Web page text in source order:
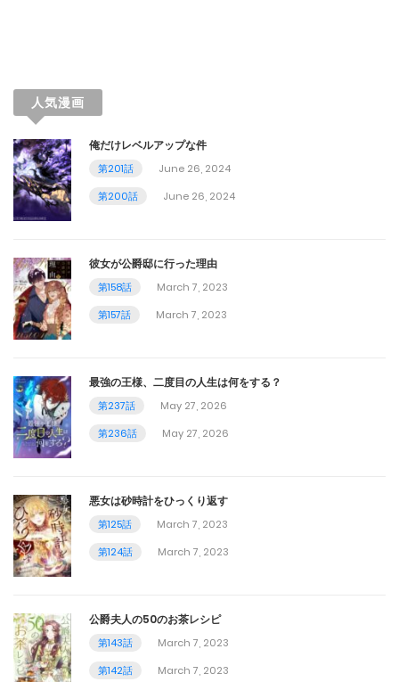
人気漫画
俺だけレベルアップな件
第201話
June 26, 2024
第200話
June 26, 2024
彼女が公爵邸に行った理由
第158話
March 7, 2023
第157話
March 7, 2023
最強の王様、二度目の人生は何をする？
第237話
May 27, 2026
第236話
May 27, 2026
悪女は砂時計をひっくり返す
第125話
March 7, 2023
第124話
March 7, 2023
公爵夫人の50のお茶レシピ
第143話
March 7, 2023
第142話
March 7, 2023